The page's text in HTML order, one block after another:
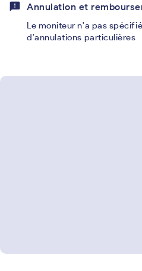
feedback Annulation et
Le moniteur n'a pas
d'annulations particulières